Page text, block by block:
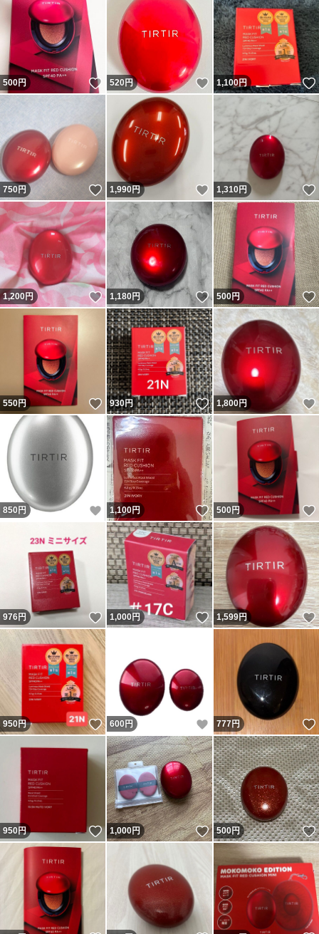
500円 いいね！
520円 いいね！
1,100円
750円 いいね！
1,990円 いいね！
1,310円
1,200円 いいね！
1,180円 いいね！
500円
550円 いいね！
930円 いいね！
1,800円
850 円 いいね！
1,100円 いいね！
500円
976円 いいね！
1,000 円 いいね！
1,599円
950円 いいね！
600 円 いいね！
777円
950円 いいね！
1,000円 いいね！
500円